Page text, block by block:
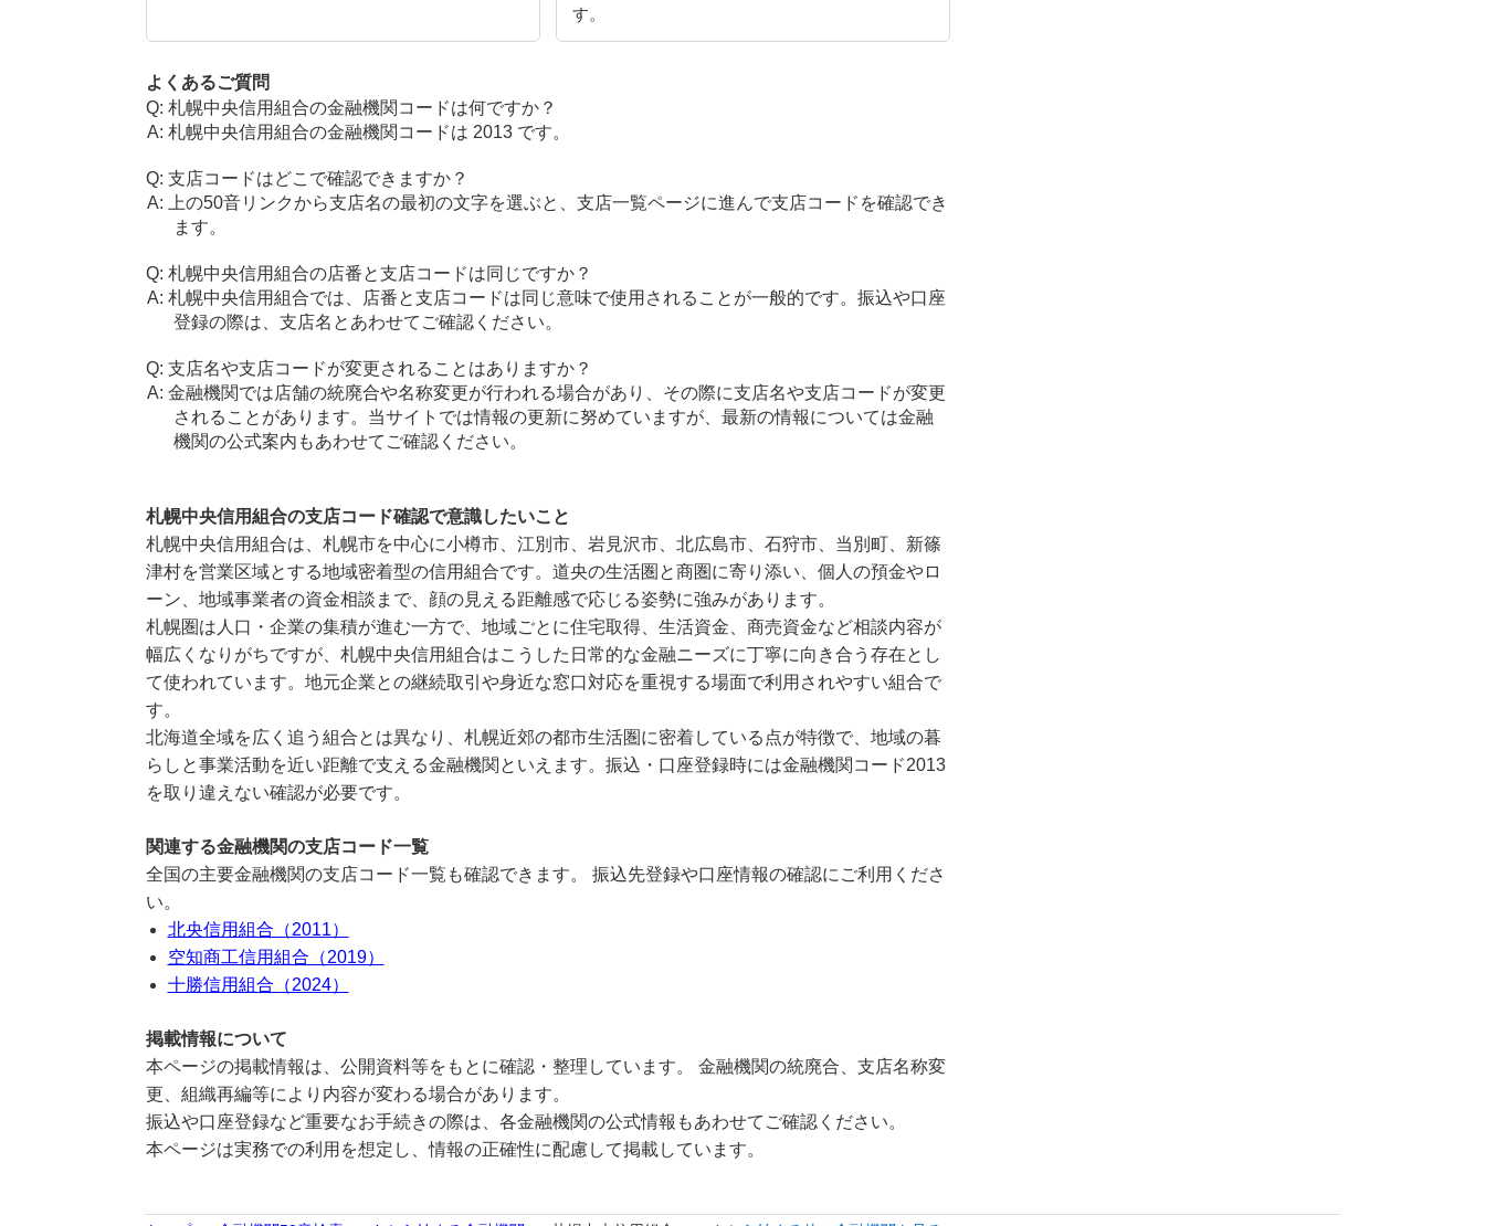
す。
よくあるご質問
札幌中央信用組合の金融機関コードは何ですか？
札幌中央信用組合の金融機関コードは 2013 です。
支店コードはどこで確認できますか？
上の50音リンクから支店名の最初の文字を選ぶと、支店一覧ページに進んで支店コードを確認でき
ます。
札幌中央信用組合の店番と支店コードは同じですか？
札幌中央信用組合では、店番と支店コードは同じ意味で使用されることが一般的です。振込や口座
登録の際は、支店名とあわせてご確認ください。
支店名や支店コードが変更されることはありますか？
金融機関では店舗の統廃合や名称変更が行われる場合があり、その際に支店名や支店コードが変更
されることがあります。当サイトでは情報の更新に努めていますが、最新の情報については金融
機関の公式案内もあわせてご確認ください。
札幌中央信用組合の支店コード確認で意識したいこと
札幌中央信用組合は、札幌市を中心に小樽市、江別市、岩見沢市、北広島市、石狩市、当別町、新篠
津村を営業区域とする地域密着型の信用組合です。道央の生活圏と商圏に寄り添い、個人の預金やロ
ーン、地域事業者の資金相談まで、顔の見える距離感で応じる姿勢に強みがあります。
札幌圏は人口・企業の集積が進む一方で、地域ごとに住宅取得、生活資金、商売資金など相談内容が
幅広くなりがちですが、札幌中央信用組合はこうした日常的な金融ニーズに丁寧に向き合う存在とし
て使われています。地元企業との継続取引や身近な窓口対応を重視する場面で利用されやすい組合で
す。
北海道全域を広く追う組合とは異なり、札幌近郊の都市生活圏に密着している点が特徴で、地域の暮
らしと事業活動を近い距離で支える金融機関といえます。振込・口座登録時には金融機関コード2013
を取り違えない確認が必要です。
関連する金融機関の支店コード一覧
全国の主要金融機関の支店コード一覧も確認できます。 振込先登録や口座情報の確認にご利用くださ
い。
北央信用組合（2011）
空知商工信用組合（2019）
十勝信用組合（2024）
掲載情報について
本ページの掲載情報は、公開資料等をもとに確認・整理しています。 金融機関の統廃合、支店名称変
更、組織再編等により内容が変わる場合があります。
振込や口座登録など重要なお手続きの際は、各金融機関の公式情報もあわせてご確認ください。
本ページは実務での利用を想定し、情報の正確性に配慮して掲載しています。